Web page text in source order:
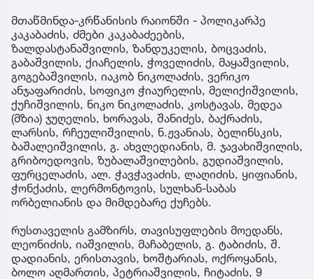
მთაწმინდა-კრწანისის რაიონში - პოლიკარპე
კაკაბაძის, ძმები კაკაბაძეების,
ზალდასტანაშვილის, ზანდუკელის, ბოცვაძის,
გაბაშვილის, ქიაჩელის, ჭოველიძის, მაყაშვილის,
გოგებაშვილის, იაკობ ნიკოლაძის, ვერიკო
ანჯაფარიძის, სოფიკო ჭიაურელის, მელიქიშვილის,
ქუჩიშვილის, ნიკო ნიკოლაძის, კოსტავას, მედეა
(მზია) ჯუღელის, ხორავას, შანიძეს, ბაქრაძის,
ლარსის, რჩეულიშვილის, ნ.ჟვანიას, ბელინსკის,
ბაშალეიშვილის, გ. ახვლედიანის, მ. ჯავახიშვილის,
გრიბოედოვის, ზუბალაშვილების, გუდიაშვილის,
ფურცელაძის, ალ. ჭავჭავაძის, ლაღიძის, ყიფიანის,
ჭონქაძის, ლერმონტოვის, სულხან-საბას
ორბელიანის და მიმდებარე ქუჩებს.
რუსთაველის გამზირს, თავისუფლების მოედანს,
ლეონიძის, იაშვილის, მაჩაბელის, გ. ტაბიძის, შ.
დადიანის, ერისთავის, ხოშტარიას, ოქროყანის,
ბოლო აღმართის, პეტრიაშვილის, ჩიტაძის, 9